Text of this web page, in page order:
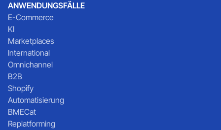
ANWENDUNGSFÄLLE
E-Commerce
KI
Marketplaces
International
Omnichannel
B2B
Shopify
Automatisierung
BMECat
Replatforming